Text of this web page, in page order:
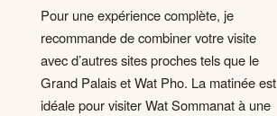
Pour une expérience complète, je
recommande de combiner votre visite
avec d’autres sites proches tels que le
Grand Palais et Wat Pho. La matinée est
idéale pour visiter Wat Sommanat à une